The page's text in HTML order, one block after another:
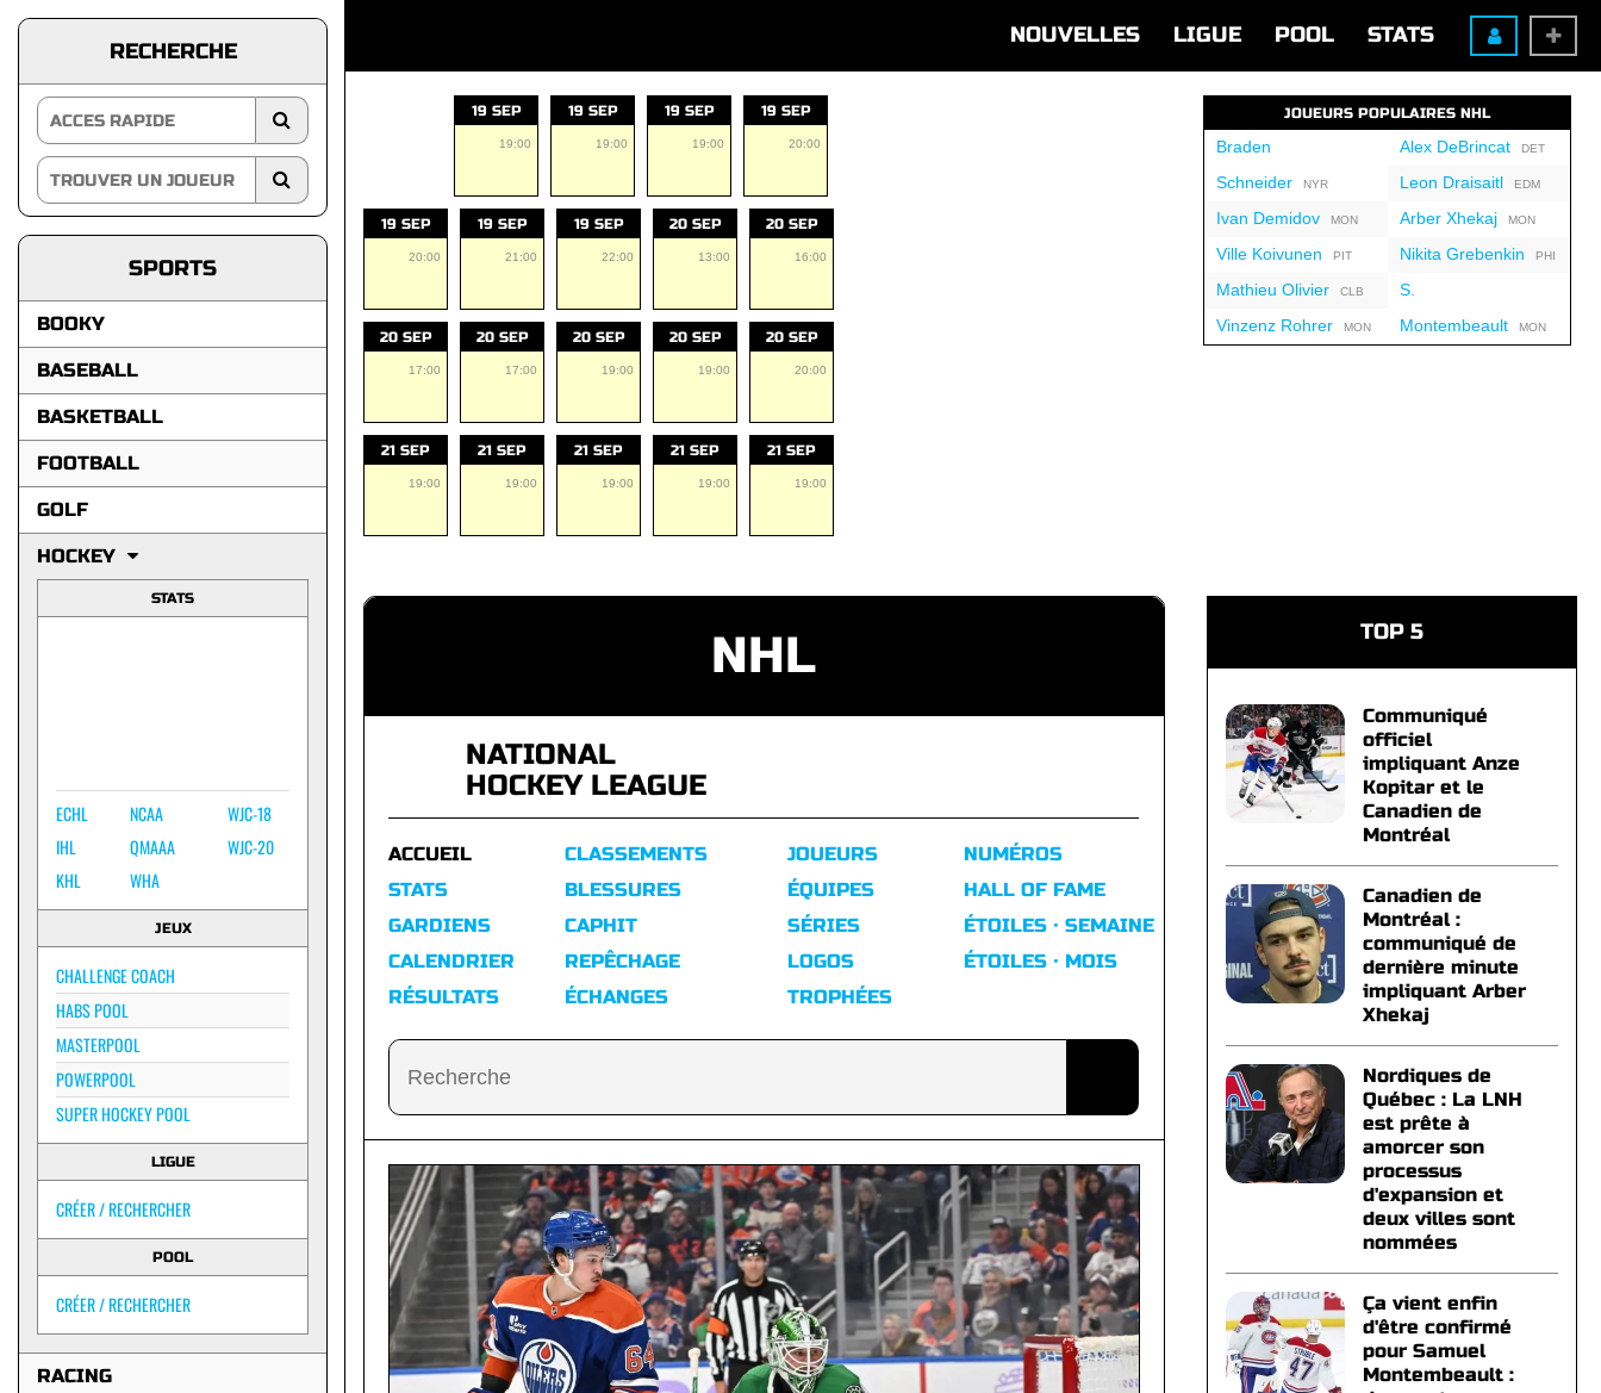
NOUVELLES LIGUE POOL STATS
RECHERCHE
SPORTS
BOOKY
BASEBALL
BASKETBALL
FOOTBALL
GOLF
HOCKEY
STATS
ECHL
IHL
KHL
NCAA
QMAAA
WHA
WJC-18
WJC-20
JEUX
CHALLENGE COACH
HABS POOL
MASTERPOOL
POWERPOOL
SUPER HOCKEY POOL
LIGUE
CRÉER / RECHERCHER
POOL
CRÉER / RECHERCHER
RACING
19 SEP
19:00
19 SEP
19:00
19 SEP
19:00
19 SEP
20:00
19 SEP
20:00
19 SEP
21:00
19 SEP
22:00
20 SEP
13:00
20 SEP
16:00
20 SEP
17:00
20 SEP
17:00
20 SEP
19:00
20 SEP
19:00
20 SEP
20:00
21 SEP
19:00
21 SEP
19:00
21 SEP
19:00
21 SEP
19:00
21 SEP
19:00
JOUEURS POPULAIRES NHL
Braden
SchneiderNYR
Ivan DemidovMON
Ville Koivunen PIT
Mathieu OlivierCLB
Vinzenz RohrerMON
Alex DeBrincatDET
Leon Draisaitl EDM
Arber XhekajMON
Nikita Grebenkin PHI
S.
MontembeaultMON
NHL
NATIONAL
HOCKEY LEAGUE
ACCUEIL
STATS
GARDIENS
CALENDRIER
RÉSULTATS
CLASSEMENTS
BLESSURES
CAPHIT
REPÊCHAGE
ÉCHANGES
JOUEURS
ÉQUIPES
SÉRIES
LOGOS
TROPHÉES
NUMÉROS
HALL OF FAME
ÉTOILES · SEMAINE
ÉTOILES · MOIS
TOP 5
Communiqué
officiel
impliquant Anze
Kopitar et le
Canadien de
Montréal
Canadien de
Montréal :
communiqué de
dernière minute
impliquant Arber
Xhekaj
Nordiques de
Québec : La LNH
est prête à
amorcer son
processus
d'expansion et
deux villes sont
nommées
Ça vient enfin
d'être confirmé
pour Samuel
Montembeault :